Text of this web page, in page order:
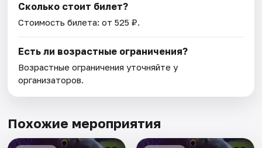
Сколько стоит билет?
Стоимость билета: от 525 ₽.
Есть ли возрастные ограничения?
Возрастные ограничения уточняйте у
организаторов.
Похожие мероприятия